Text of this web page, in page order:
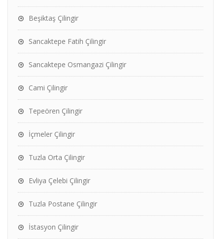
Beşiktaş Çilingir
Sancaktepe Fatih Çilingir
Sancaktepe Osmangazi Çilingir
Cami Çilingir
Tepeören Çilingir
İçmeler Çilingir
Tuzla Orta Çilingir
Evliya Çelebi Çilingir
Tuzla Postane Çilingir
İstasyon Çilingir